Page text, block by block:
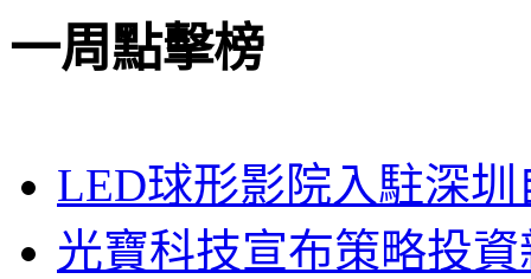
一周點擊榜
LED球形影院入駐深
光寶科技宣布策略投